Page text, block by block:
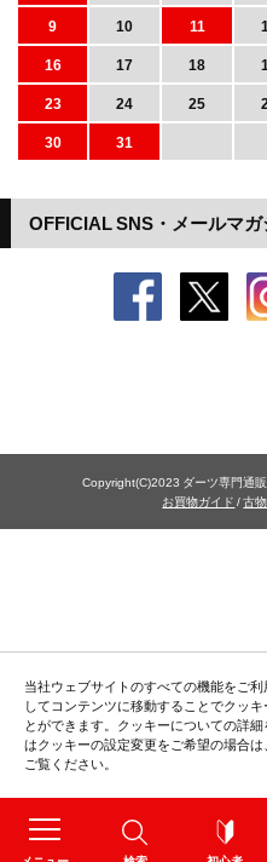
当社ウェブサイトのすべての機能をご
してコンテンツに移動することでクッ
とができます。クッキーについての詳
はクッキーの設定変更をご希望の場合は、
ご覧ください。
OFFICIAL SNS・メールマガ
9
10 11
16
17 18
23
24 25
30
31
Copyright(C)2023 ダーツ専門通
お買物ガイド /古